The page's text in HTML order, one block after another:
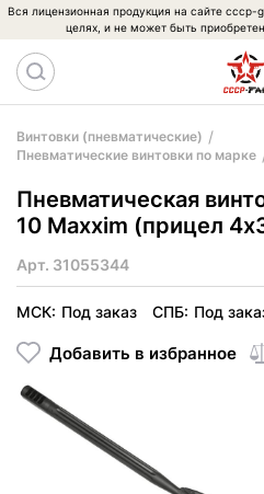
Вся лицензионная продукция на сайте cccp-
целях, и не может быть
Винтовки (пневматические)
Пневматические винтовки по марке
Пневматическая
10 Maxxim (прицел
Арт. 31055344
МСК: Под заказ СПБ: Под
Добавить в избранное